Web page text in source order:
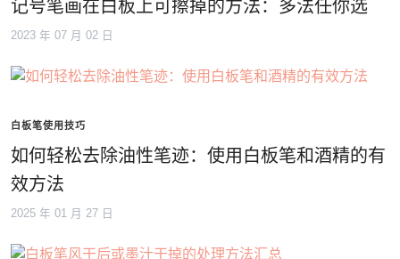
记号笔画在白板上可擦掉的方法：多法任你选
2023 年 07 月 02 日
白板笔使用技巧
如何轻松去除油性笔迹：使用白板笔和酒精的有
效方法
2025 年 01 月 27 日